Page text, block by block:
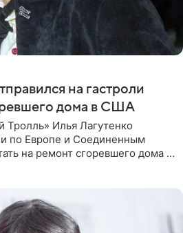
на гастроли
дома в США
Илья Лагутенко
по Европе и Соединенным
на ремонт сгоревшего дома в